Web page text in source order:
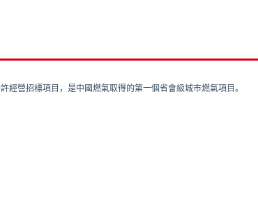
經營招標項目，是中國燃氣取得的第一個省會級城市燃氣項目。